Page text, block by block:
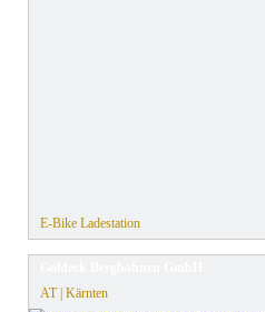
E-Bike Ladestation
AT | Kärnten